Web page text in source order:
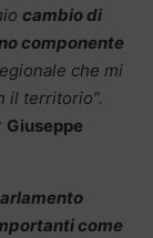
cambio di
componente
che mi
il territorio”.
Giuseppe
come